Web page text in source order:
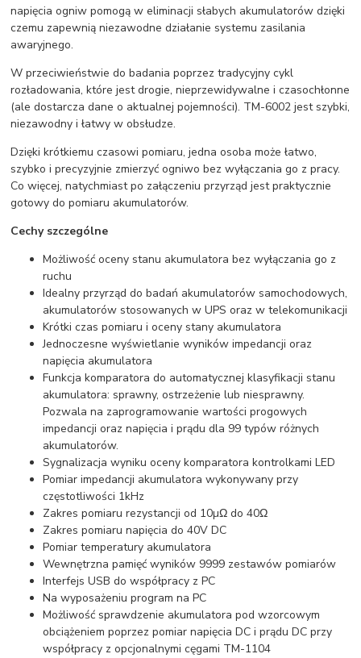
napięcia ogniw pomogą w eliminacji słabych akumulatorów dzięki
czemu zapewnią niezawodne działanie systemu zasilania
awaryjnego.
W przeciwieństwie do badania poprzez tradycyjny cykl
rozładowania, które jest drogie, nieprzewidywalne i czasochłonne
(ale dostarcza dane o aktualnej pojemności). TM-6002 jest szybki,
niezawodny i łatwy w obsłudze.
Dzięki krótkiemu czasowi pomiaru, jedna osoba może łatwo,
szybko i precyzyjnie zmierzyć ogniwo bez wyłączania go z pracy.
Co więcej, natychmiast po załączeniu przyrząd jest praktycznie
gotowy do pomiaru akumulatorów.
Cechy szczególne
Możliwość oceny stanu akumulatora bez wyłączania go z
ruchu
Idealny przyrząd do badań akumulatorów samochodowych,
akumulatorów stosowanych w UPS oraz w telekomunikacji
Krótki czas pomiaru i oceny stany akumulatora
Jednoczesne wyświetlanie wyników impedancji oraz
napięcia akumulatora
Funkcja komparatora do automatycznej klasyfikacji stanu
akumulatora: sprawny, ostrzeżenie lub niesprawny.
Pozwala na zaprogramowanie wartości progowych
impedancji oraz napięcia i prądu dla 99 typów różnych
akumulatorów.
Sygnalizacja wyniku oceny komparatora kontrolkami LED
Pomiar impedancji akumulatora wykonywany przy
częstotliwości 1kHz
Zakres pomiaru rezystancji od 10µΩ do 40Ω
Zakres pomiaru napięcia do 40V DC
Pomiar temperatury akumulatora
Wewnętrzna pamięć wyników 9999 zestawów pomiarów
Interfejs USB do współpracy z PC
Na wyposażeniu program na PC
Możliwość sprawdzenie akumulatora pod wzorcowym
obciążeniem poprzez pomiar napięcia DC i prądu DC przy
współpracy z opcjonalnymi cęgami TM-1104